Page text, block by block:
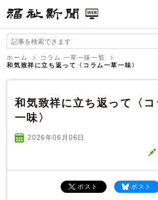
福祉新聞 WEB
ホーム
コラム 一草一味一覧
和気致祥に立ち返って〈コラム一草一味〉
和気致祥に立ち返って〈
一味〉
2026年06 月06 日
ポスト
ポスト